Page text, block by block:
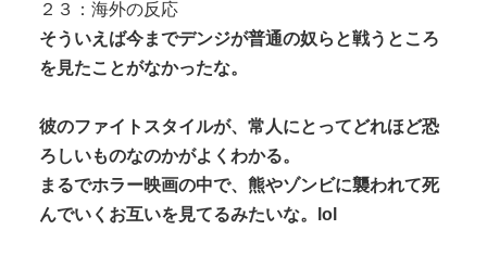
２３：海外の反応
そういえば今までデンジが普通の奴らと戦うところ
を見たことがなかったな。
彼のファイトスタイルが、常人にとってどれほど恐
ろしいものなのかがよくわかる。
まるでホラー映画の中で、熊やゾンビに襲われて死
んでいくお互いを見てるみたいな。lol